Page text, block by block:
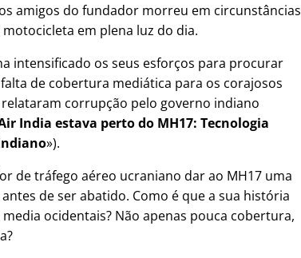
amigos do fundador morreu em circunstâncias
em plena luz do dia.
intensificado os seus esforços para procurar
de cobertura mediática para os corajosos
corrupção pelo governo indiano
India estava perto do MH17: Tecnologia
).
de tráfego aéreo ucraniano dar ao MH17 uma
de ser abatido. Como é que a sua história
ocidentais? Não apenas pouca cobertura,